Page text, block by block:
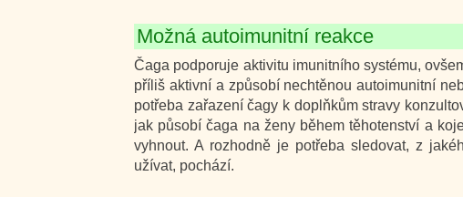
Možná autoimunitní reakce
Čaga podporuje aktivitu imunitního systému,
příliš aktivní a způsobí nechtěnou autoimunitní
potřeba zařazení čagy k doplňkům stravy
jak působí čaga na ženy během těhotenství a
vyhnout. A rozhodně je potřeba sledovat, z
užívat, pochází.